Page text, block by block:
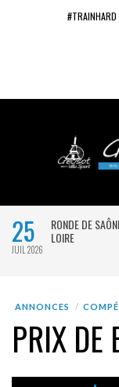
#TRAINHARD
25
JUIL 2026
RONDE DE
LOIRE
ANNONCES
PRIX DE